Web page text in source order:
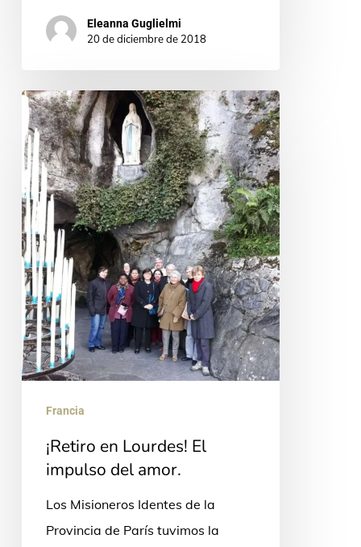
Eleanna Guglielmi
20 de diciembre de 2018
¡Retiro
en
Lourdes!
El
impulso
del
amor.
Francia
¡Retiro en Lourdes! El
impulso del amor.
Los Misioneros Identes de la
Provincia de París tuvimos la